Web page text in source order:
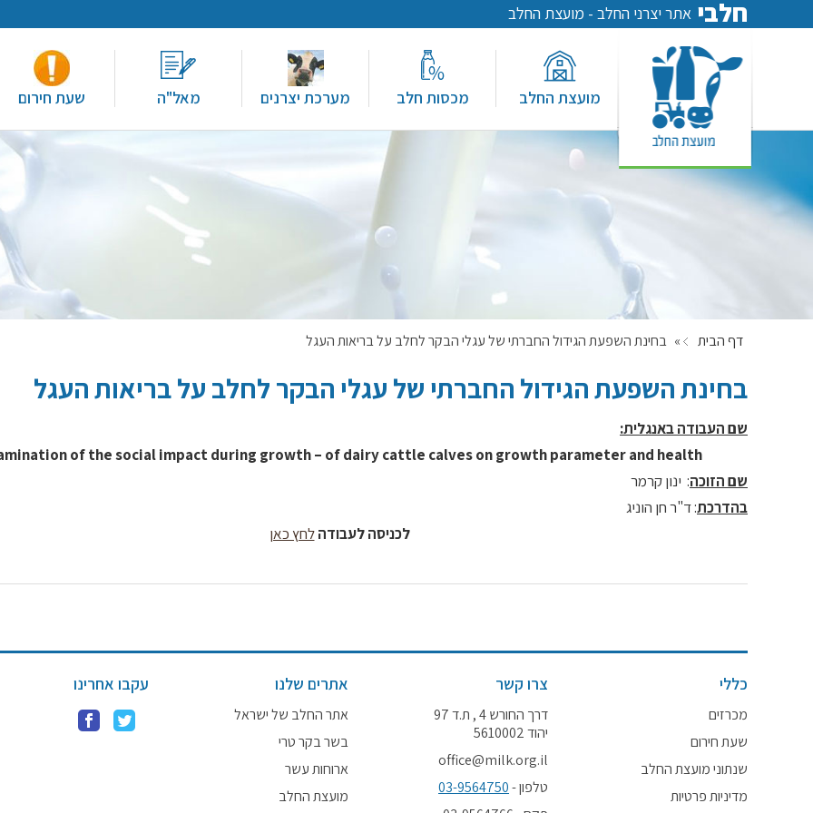
חלבי אתר יצרני החלב - מועצת החלב
מועצת החלב מכסות חלב מערכת יצרנים מאל"ה שעת חירום
דף הבית » בחינת השפעת הגידול החברתי של עגלי הבקר לחלב על בריאות העגל
בחינת השפעת הגידול החברתי של עגלי הבקר לחלב על בריאות העגל
שם העבודה באנגלית:
of the social impact during growth – of dairy cattle calves on growth parameter and health.
שם הזוכה: ינון קרמר
בהדרכת: ד"ר חן הוניג
לכניסה לעבודה לחץ כאן
כללי
מכרזים
שעת חירום
שנתוני מועצת החלב
מדיניות פרטיות
צרו קשר
דרך החורש 4 , ת.ד 97
יהוד 5610002
office@milk.org.il
טלפון -03-9564750
אתרים שלנו
אתר החלב של ישראל
בשר בקר טרי
ארוחות עשר
מועצת החלב
עקבו אחרינו